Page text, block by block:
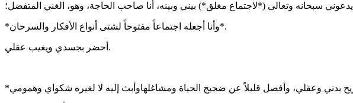
يدعوني سبحانه وتعالى (*لاجتماع مغلق*) بيني وبينه، أنا صاحب الحاجة، وهو، الغني المتفضل؛
*وأنا أجعله اجتماعاً مفتوحاً لشتى أنواع الأفكار والسرحان*.
أحضر بجسدي ويغيب عقلي.